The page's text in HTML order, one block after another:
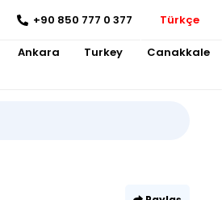
+90 850 777 0 377 Türkçe
Ankara Turkey Canakkale